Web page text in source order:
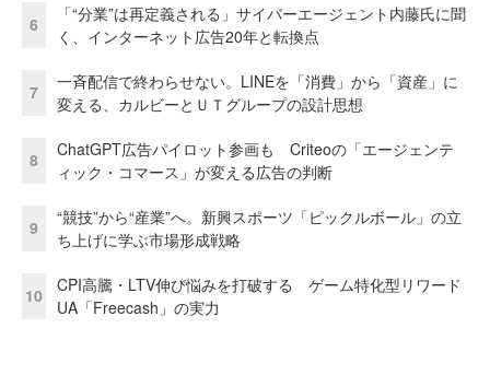
6
「“分業”は再定義される」サイバーエージェント内藤氏に聞
く、インターネット広告20年と転換点
7
一斉配信で終わらせない。LINEを「消費」から「資産」に
変える、カルビーとＵＴグループの設計思想
8
ChatGPT広告パイロット参画も Criteoの「エージェンテ
ィック・コマース」が変える広告の判断
9
“競技”から“産業”へ。新興スポーツ「ピックルボール」の立
ち上げに学ぶ市場形成戦略
10
CPI高騰・LTV伸び悩みを打破する ゲーム特化型リワード
UA「Freecash」の実力